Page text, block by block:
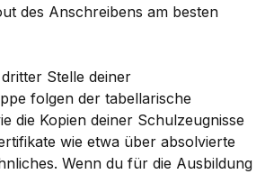
des Anschreibens am besten
Stelle deiner
folgen der tabellarische
die Kopien deiner Schulzeugnisse
wie etwa über absolvierte
Wenn du für die Ausbildung